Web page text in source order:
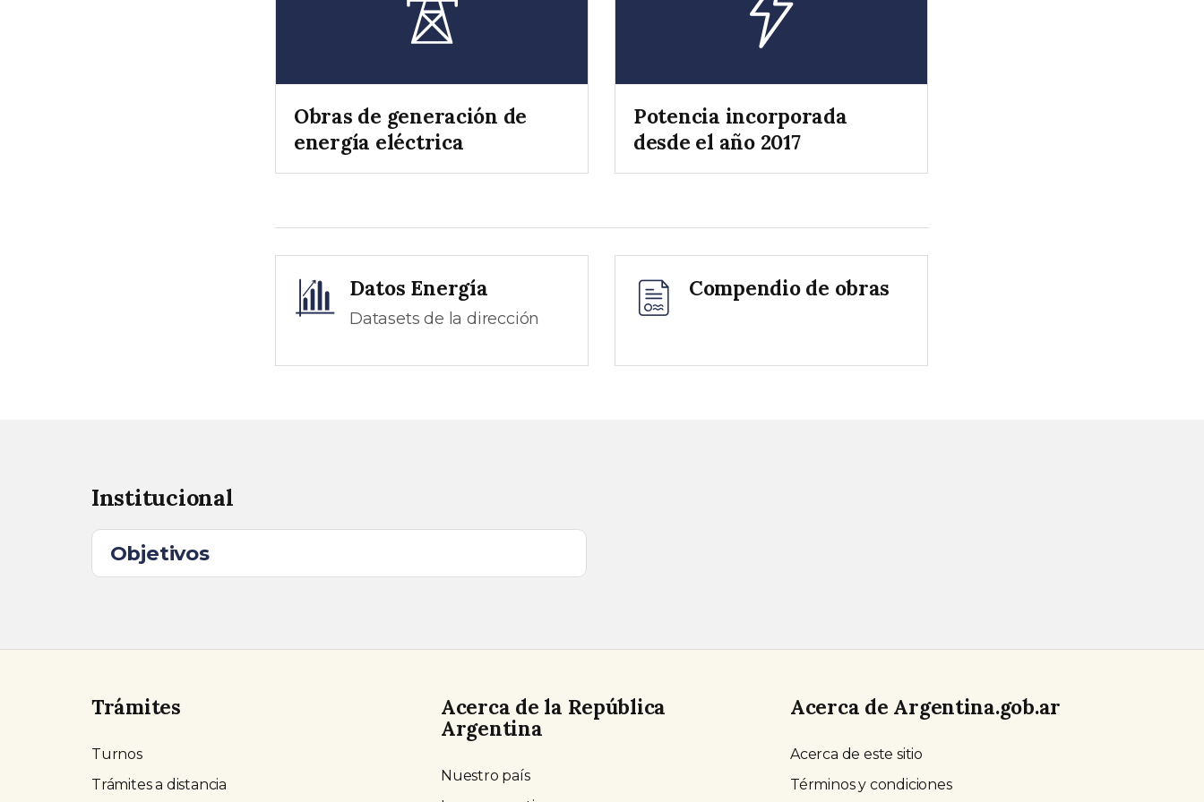
Obras de generación de
energía eléctrica
Potencia incorporada
desde el año 2017
Datos Energía
Datasets de la dirección
Compendio de obras
Institucional
Objetivos
Trámites
Turnos
Trámites a distancia
Acerca de la República
Argentina
Nuestro país
Acerca de Argentina.gob.ar
Acerca de este sitio
Términos y condiciones